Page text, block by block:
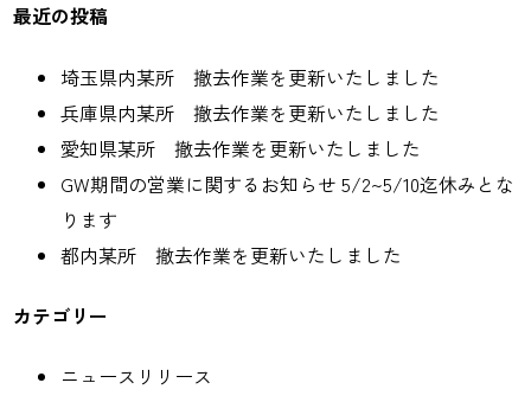
ョ
最近の投稿
埼玉県内某所 撤去作業を更新いたしました
兵庫県内某所 撤去作業を更新いたしました
愛知県某所 撤去作業を更新いたしました
GW期間の営業に関するお知らせ 5/2~5/10迄休みとな
ります
都内某所 撤去作業を更新いたしました
カテゴリー
ニュースリリース